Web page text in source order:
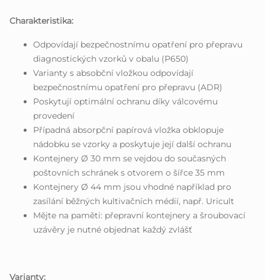
Charakteristika:
Odpovídají bezpečnostnímu opatření pro přepravu
diagnostických vzorků v obalu (P650)
Varianty s absobční vložkou odpovídají
bezpečnostnímu opatření pro přepravu (ADR)
Poskytují optimální ochranu díky válcovému
provedení
Případná absorpční papírová vložka obklopuje
nádobku se vzorky a poskytuje její další ochranu
Kontejnery Ø 30 mm se vejdou do současných
poštovních schránek s otvorem o šířce 35 mm
Kontejnery Ø 44 mm jsou vhodné například pro
zasílání běžných kultivačních médií, např. Uricult
Mějte na paměti: přepravní kontejnery a šroubovací
uzávěry je nutné objednat každý zvlášť
Varianty: